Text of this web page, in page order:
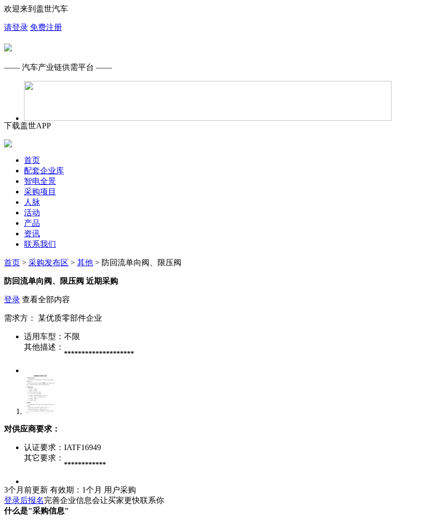
欢迎来到盖世汽车
请登录 免费注册
—— 汽车产业链供需平台 ——
下载盖世APP
首页
配套企业库
智电全景
采购项目
人脉
活动
产品
资讯
联系我们
首页 > 采购发布区 > 其他 > 防回流单向阀、限压阀
防回流单向阀、限压阀 近期采购
登录 查看全部内容
需求方： 某优质零部件企业
适用车型： 不限
其他描述：
********************
对供应商要求：
认证要求： IATF16949
其它要求：
************
3个月前更新 有效期：1个月 用户采购
登录后报名完善企业信息会让买家更快联系你
什么是"采购信息"